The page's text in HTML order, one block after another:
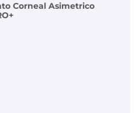
Corneal Asimetrico